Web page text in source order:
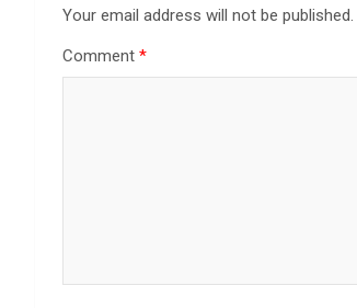
Your email address will not be published.
Comment *